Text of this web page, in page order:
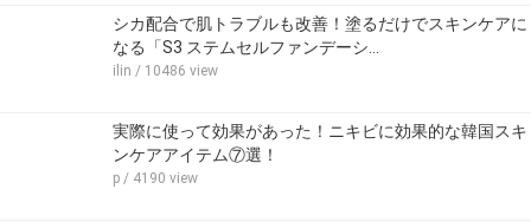
シカ配合で肌トラブルも改善！塗るだけでスキンケアに
なる「S3 ステムセルファンデーシ…
ilin / 10486 view
実際に使って効果があった！ニキビに効果的な韓国スキ
ンケアアイテム⑦選！
p / 4190 view